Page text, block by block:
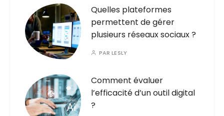
Quelles plateformes
permettent de gérer
plusieurs réseaux sociaux ?
PARLESLY
Comment évaluer
l’efficacité d’un outil digital
?